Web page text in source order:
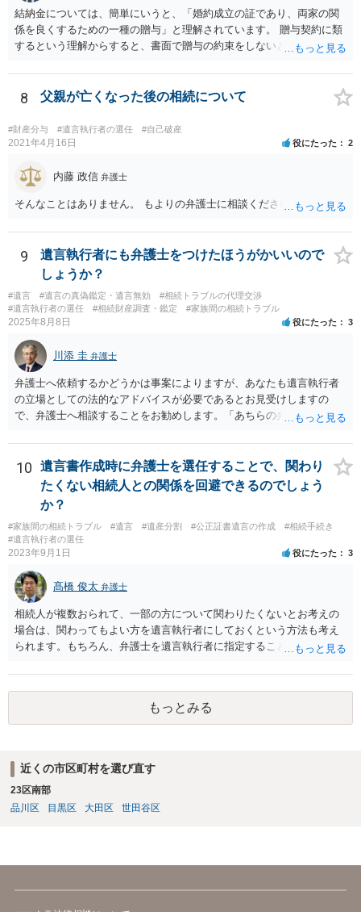
結納金については、簡単にいうと、「婚約成立の証であり、両家の関
係を良くするための一種の贈与」と理解されています。 贈与契約に類
するという理解からすると、書面で贈与の約束をしないと相手方は支
ことは困難です。 くれぐれも今後お気をつけください。 弁護士に対応
を依頼されるのも悪くはありませんが、感情的な理由が強いと思いま
8 父親が亡くなった後の相続について
#財産分与 #遺言執行者の選任 #自己破産
2021年4月16日 役にたった 2
内藤 政信 弁護士
そんなことはありません。 もよりの弁護士に相談ください。
9
遺言執行者にも弁護士をつけたほうがかいいので
しょうか？
#遺言 #遺言の真偽鑑定・遺言無効
#相続トラブルの代理交渉
#遺言執行者の選任
#相続財産調査・鑑定 #家族間の相続トラブル
2025年8月8日 役にたった 3
川添 圭 弁護士
弁護士へ依頼するかどうかは事案によりますが、あなたも遺言執行者
の立場としての法的なアドバイスが必要であるとお見受けしますの
で、弁護士へ相談することをお勧めします。「あちらの弁護士」（元
誘導しかしてこないと思います。
10
遺言書作成時に弁護士を選任することで、関わり
たくない相続人との関係を回避できるのでしょう
か？
#家族間の相続トラブル #遺言 #遺産分割 #公正証書遺言の作成
#相続手続き
#遺言執行者の選任
2023年9月1日 役にたった 3
髙橋 俊太 弁護士
相続人が複数おられて、一部の方について関わりたくないとお考えの
場合は、関わってもよい方を遺言執行者にしておくという方法も考え
られます。もちろん、弁護士を遺言執行者に指定することもできます
方に再委任の権限を付与しておくという方法もあります。 一度、弁護
士に直接ご相談されることをお勧めいたします。
もっとみる
近くの市区町村を選び直す
23区南部
品川区
目黒区 大田区 世田谷区